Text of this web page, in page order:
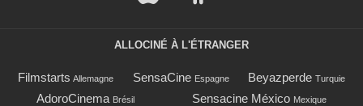
ALLOCINÉ À L'ÉTRANGER
Filmstarts Allemagne SensaCine Espagne Beyazperde Turquie
AdoroCinema Brésil Sensacine México Mexique